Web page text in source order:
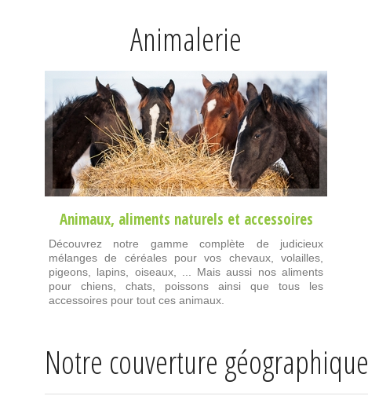
Animalerie
Animaux, aliments naturels et accessoires
Découvrez notre gamme complète de judicieux
mélanges de céréales pour vos chevaux, volailles,
pigeons, lapins, oiseaux, ... Mais aussi nos aliments
pour chiens, chats, poissons ainsi que tous les
accessoires pour tout ces animaux.
Notre couverture géographique